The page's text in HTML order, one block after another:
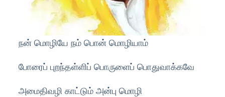
நன் மொழியே நம் பொன் மொழியாம்
போரைப் புறந்தள்ளிப் பொருளைப் பொதுவாக்கவே
அமைதிவழி காட்டும் அன்பு மொழி